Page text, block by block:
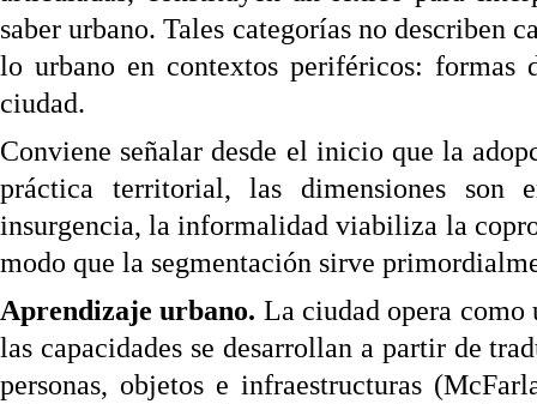
saber urbano. Tales categorías no describen
lo urbano en contextos periféricos: formas
ciudad.
Conviene señalar desde el inicio que la
práctica territorial, las dimensiones son
insurgencia, la informalidad viabiliza la
modo que la segmentación sirve
Aprendizaje urbano. La ciudad opera
las capacidades se desarrollan a partir de
personas, objetos e infraestructuras